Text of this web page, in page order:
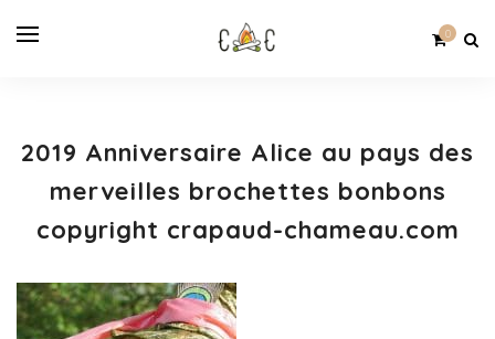
0
2019 Anniversaire Alice au pays des
merveilles brochettes bonbons
copyright crapaud-chameau.com